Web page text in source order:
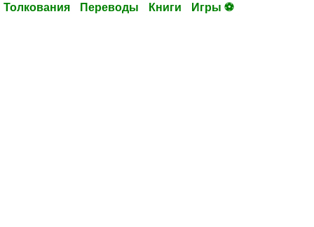
Толкования Переводы Книги Игры ⚽